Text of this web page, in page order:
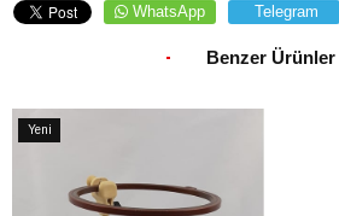
WhatsApp Telegram
Benzer Ürünler
Yeni